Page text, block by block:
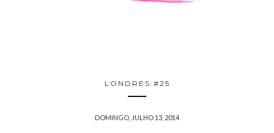
LONDRES #25
DOMINGO, JULHO 13, 2014